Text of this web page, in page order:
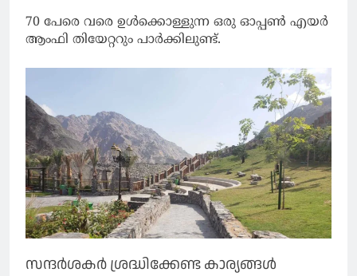
70 പേരെ വരെ ഉൾക്കൊള്ളുന്ന ഒരു ഓപ്പൺ എയർ
ആംഫി തിയേറ്ററും പാര്‍ക്കിലുണ്ട്.
സന്ദർശകര്‍ ശ്രദ്ധിക്കേണ്ട കാര്യങ്ങൾ